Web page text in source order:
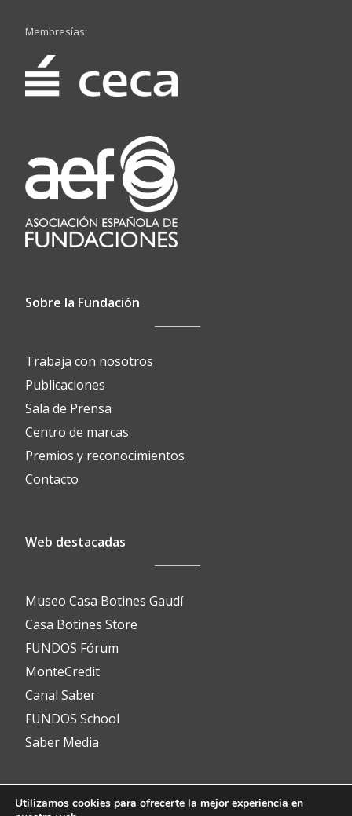
Membresías:
Sobre la Fundación
Trabaja con nosotros
Publicaciones
Sala de Prensa
Centro de marcas
Premios y reconocimientos
Contacto
Web destacadas
Museo Casa Botines Gaudí
Casa Botines Store
FUNDOS Fórum
MonteCredit
Canal Saber
FUNDOS School
Saber Media
Contacto
Utilizamos cookies para ofrecerte la mejor experiencia en